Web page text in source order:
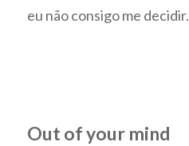
eu não consigo me decidir.
Out of your mind